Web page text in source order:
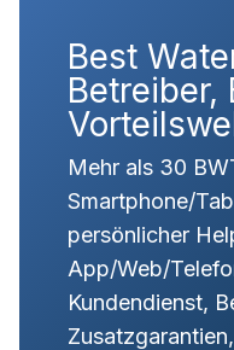
Best
Betreiber,
Mehr als 30
Smartphone/
persönlicher
App/Web/
Kundendienst,